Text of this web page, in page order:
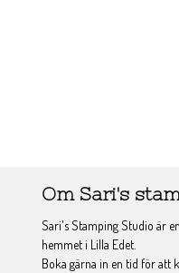
Om Sari's
Sari's Stamping Studio är
hemmet i Lilla Edet.
Boka gärna in en tid för att